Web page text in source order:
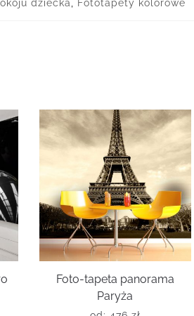
dziecka, Fototapety kolorowe
Foto-tapeta panorama
Paryża